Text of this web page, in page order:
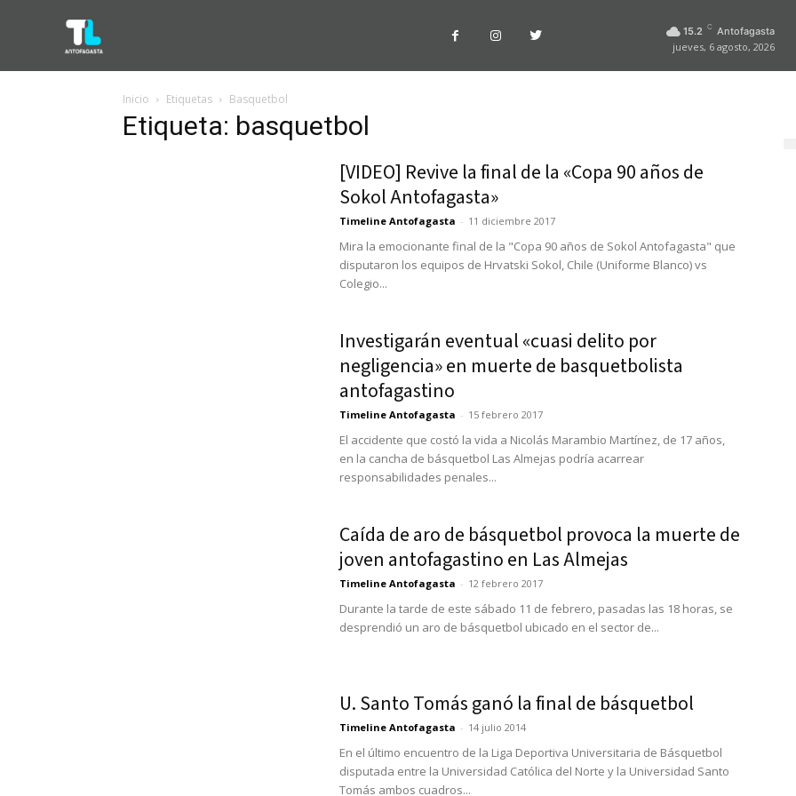
15.2 C Antofagasta
jueves, 6 agosto, 2026
Inicio Etiquetas Basquetbol
Etiqueta: basquetbol
[VIDEO] Revive la final de la «Copa 90 años de
Sokol Antofagasta»
Timeline Antofagasta - 11 diciembre 2017
Mira la emocionante final de la "Copa 90 años de Sokol Antofagasta" que
disputaron los equipos de Hrvatski Sokol, Chile (Uniforme Blanco) vs
Colegio...
Investigarán eventual «cuasi delito por
negligencia» en muerte de basquetbolista
antofagastino
Timeline Antofagasta - 15 febrero 2017
El accidente que costó la vida a Nicolás Marambio Martínez, de 17 años,
en la cancha de básquetbol Las Almejas podría acarrear
responsabilidades penales...
Caída de aro de básquetbol provoca la muerte de
joven antofagastino en Las Almejas
Timeline Antofagasta - 12 febrero 2017
Durante la tarde de este sábado 11 de febrero, pasadas las 18 horas, se
desprendió un aro de básquetbol ubicado en el sector de...
U. Santo Tomás ganó la final de básquetbol
Timeline Antofagasta - 14 julio 2014
En el último encuentro de la Liga Deportiva Universitaria de Básquetbol
disputada entre la Universidad Católica del Norte y la Universidad Santo
Tomás ambos cuadros...